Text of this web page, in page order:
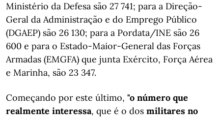
Ministério da Defesa são 27 741; para a Direção-
Geral da Administração e do Emprego Público
(DGAEP) são 26 130; para a Pordata/INE são 26
600 e para o Estado-Maior-General das Forças
Armadas (EMGFA) que junta Exército, Força Aérea
e Marinha, são 23 347.
Começando por este último, "o número que
realmente interessa, que é o dos militares no